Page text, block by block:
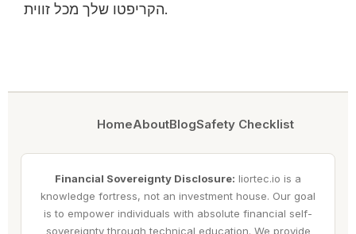
הקריפטו שלך מכל זווית.
HomeAboutBlogSafety Checklist
Financial Sovereignty Disclosure: liortec.io is a
knowledge fortress, not an investment house. Our goal
is to empower individuals with absolute financial self-
sovereignty through technical education. We provide